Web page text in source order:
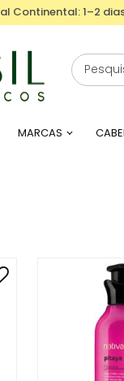
Continental: 1–2
MARCAS